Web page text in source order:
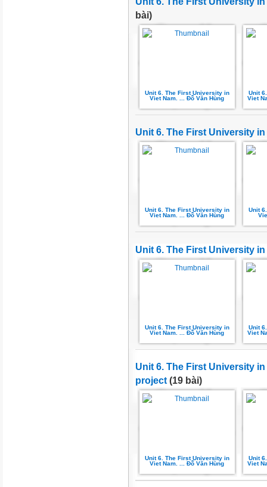
bài)
Unit 6. The First University in
Viet Nam. ... Đỗ Văn Hùng
Unit
Viet
Unit 6. The First University
Unit 6. The First University in
Viet Nam. ... Đỗ Văn Hùng
Unit
Unit 6. The First University
Unit 6. The First University in
Viet Nam. ... Đỗ Văn Hùng
Unit
Viet
Unit 6. The First University
project(19 bài)
Unit 6. The First University in
Viet Nam. ... Đỗ Văn Hùng
Unit
Viet